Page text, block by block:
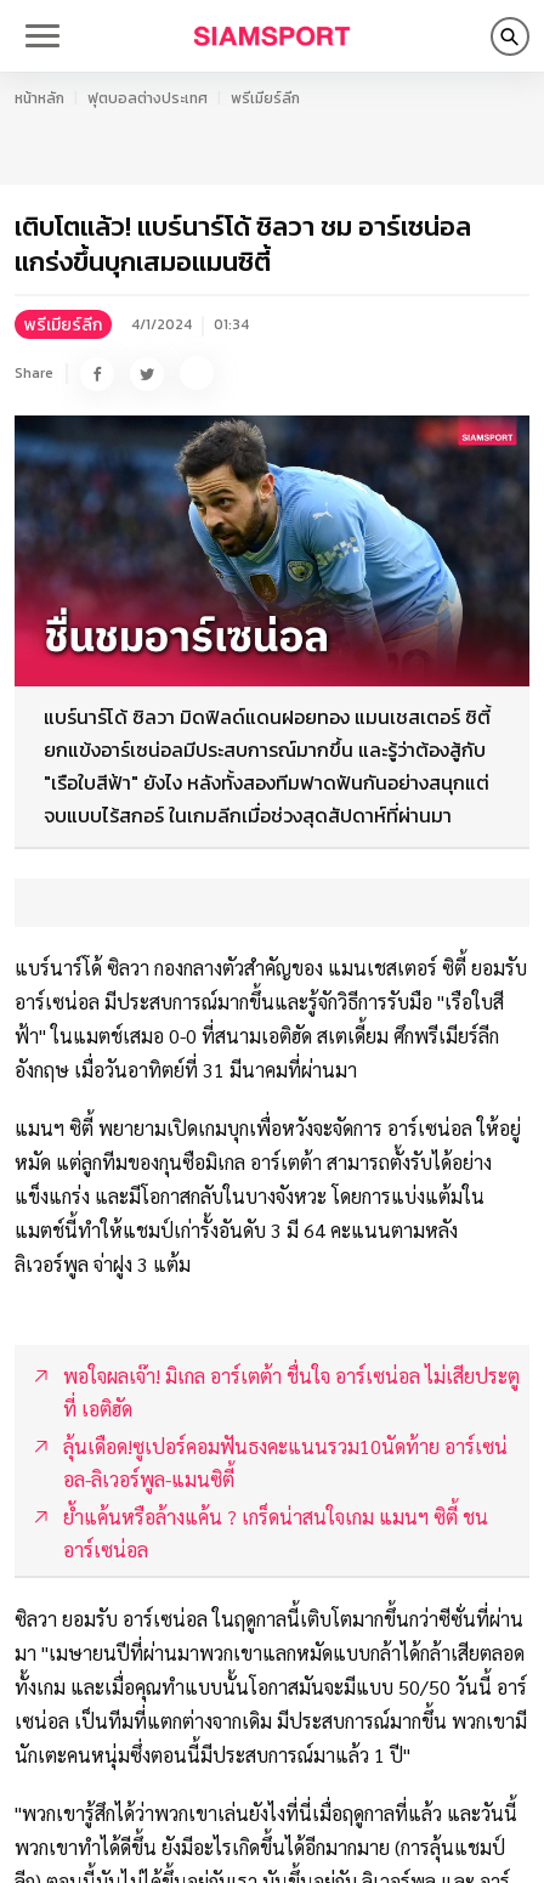
หน้าหลัก ฟุตบอลต่างประเทศ พรีเมียร์ลีก
เติบโตแล้ว! แบร์นาร์โด้ ซิลวา ชม อาร์เซน่อล
แกร่งขึ้นบุกเสมอแมนซิตี้
พรีเมียร์ลีก 4/1/2024 01:34
Share
แบร์นาร์โด้ ซิลวา มิดฟิลด์แดนฝอยทอง แมนเชสเตอร์ ซิตี้
ยกแข้งอาร์เซน่อลมีประสบการณ์มากขึ้น และรู้ว่าต้องสู้กับ
"เรือใบสีฟ้า" ยังไง หลังทั้งสองทีมฟาดฟันกันอย่างสนุกแต่
จบแบบไร้สกอร์ ในเกมลีกเมื่อช่วงสุดสัปดาห์ที่ผ่านมา
แบร์นาร์โด้ ซิลวา กองกลางตัวสำคัญของ แมนเชสเตอร์ ซิตี้ ยอมรับ
อาร์เซน่อล มีประสบการณ์มากขึ้นและรู้จักวิธีการรับมือ "เรือใบสี
ฟ้า" ในแมตช์เสมอ 0-0 ที่สนามเอติฮัด สเตเดี้ยม ศึกพรีเมียร์ลีก
อังกฤษ เมื่อวันอาทิตย์ที่ 31 มีนาคมที่ผ่านมา
แมนฯ ซิตี้ พยายามเปิดเกมบุกเพื่อหวังจะจัดการ อาร์เซน่อล ให้อยู่
หมัด แต่ลูกทีมของกุนซือมิเกล อาร์เตต้า สามารถตั้งรับได้อย่าง
แข็งแกร่ง และมีโอกาสกลับในบางจังหวะ โดยการแบ่งแต้มใน
แมตช์นี้ทำให้แชมป์เก่ารั้งอันดับ 3 มี 64 คะแนนตามหลัง
ลิเวอร์พูล จ่าฝูง 3 แต้ม
พอใจผลเจ๊า! มิเกล อาร์เตต้า ชื่นใจ อาร์เซน่อล ไม่เสียประตู
ที่ เอติฮัด
ลุ้นเดือด!ซูเปอร์คอมฟันธงคะแนนรวม10นัดท้าย อาร์เซน่
อล-ลิเวอร์พูล-แมนซิตี้
ย้ำแค้นหรือล้างแค้น ? เกร็ดน่าสนใจเกม แมนฯ ซิตี้ ชน
อาร์เซน่อล
ซิลวา ยอมรับ อาร์เซน่อล ในฤดูกาลนี้เติบโตมากขึ้นกว่าซีซั่นที่ผ่าน
มา "เมษายนปีที่ผ่านมาพวกเขาแลกหมัดแบบกล้าได้กล้าเสียตลอด
ทั้งเกม และเมื่อคุณทำแบบนั้นโอกาสมันจะมีแบบ 50/50 วันนี้ อาร์
เซน่อล เป็นทีมที่แตกต่างจากเดิม มีประสบการณ์มากขึ้น พวกเขามี
นักเตะคนหนุ่มซึ่งตอนนี้มีประสบการณ์มาแล้ว 1 ปี"
"พวกเขารู้สึกได้ว่าพวกเขาเล่นยังไงที่นี่เมื่อฤดูกาลที่แล้ว และวันนี้
พวกเขาทำได้ดีขึ้น ยังมีอะไรเกิดขึ้นได้อีกมากมาย (การลุ้นแชมป์